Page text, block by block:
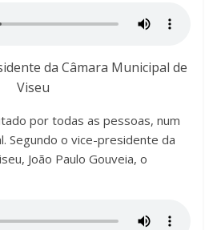
da Câmara Municipal de
Viseu
por todas as pessoas, num
Segundo o vice-presidente da
João Paulo Gouveia, o